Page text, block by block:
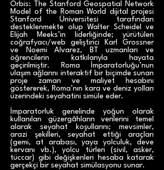
Orbis: The Stanford Geospatial Network
Model of the Roman World dijital projesi
Stanford Üniversitesi tarafından
desteklenmekte olup Walter Scheidel ve
Elijah Meeks’in liderliğinde; yürütülen
coğrafyacı/web geliştirici Karl Grossner
ve Noemi Alvarez, BT uzmanları ve
öğrencilerin katkılarıyla hayata
geçirilmiştir. Roma İmparatorluğu’nun
ulaşım ağlarını interaktif bir biçimde sunan
proje zaman ve maliyet hesabını
göstererek, Roma’nın kara ve deniz yolları
üzerindeki seyahatini simüle eder.
İmparatorluk genelinde yoğun olarak
kullanılan güzergâhların verilerini temel
alarak seyahat koşullarını; mevsimler,
arazi şekilleri, seyahat ettiği araçları
(gemi, at arabası, yaya yolculuk, deve
kervanı vb.), yolcu türleri (sivil, asker,
tüccar) gibi değişkenleri hesaba katarak
gerçekçi bir seyahat simülasyonu sunar.